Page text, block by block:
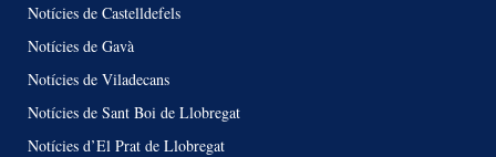
Notícies de Castelldefels
Notícies de Gavà
Notícies de Viladecans
Notícies de Sant Boi de Llobregat
Notícies d’El Prat de Llobregat